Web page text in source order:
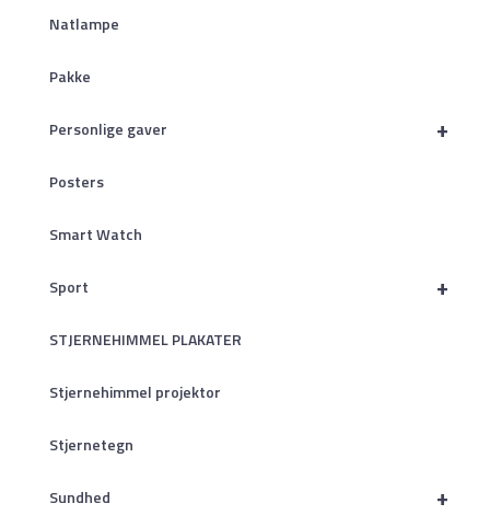
Natlampe
Pakke
+
Personlige gaver
Posters
Smart Watch
+
Sport
STJERNEHIMMEL PLAKATER
Stjernehimmel projektor
Stjernetegn
+
Sundhed